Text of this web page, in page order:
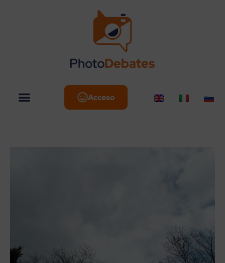
Acceso